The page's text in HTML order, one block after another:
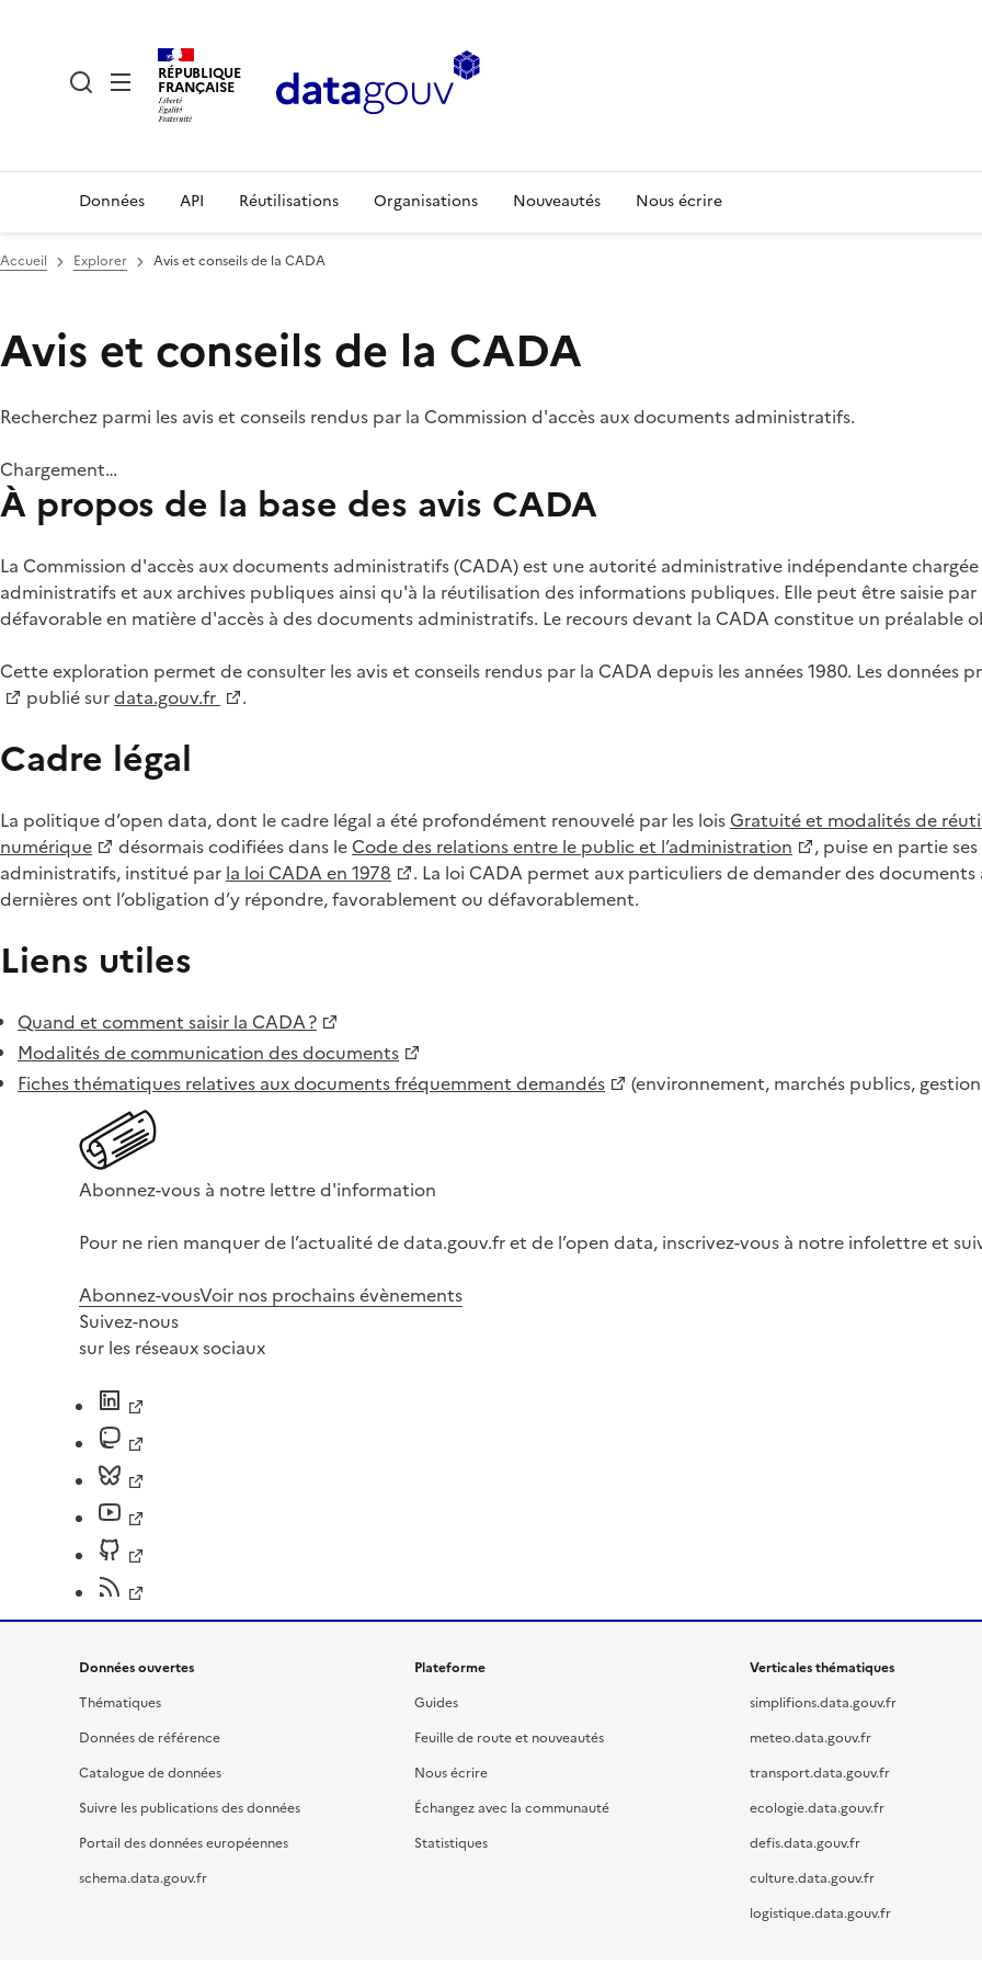
RÉPUBLIQUE
FRANÇAISE
Données API Réutilisations Organisations Nouveautés Nous écrire
Accueil Explorer Avis et conseils de la CADA
Avis et conseils de la CADA
Recherchez parmi les avis et conseils rendus par la Commission d'accès aux documents administratifs.
Chargement…
À propos de la base des avis CADA
La Commission d'accès aux documents administratifs (CADA) est une autorité administrative indépendante
administratifs et aux archives publiques ainsi qu'à la réutilisation des informations publiques. Elle peut être saisie
défavorable en matière d'accès à des documents administratifs. Le recours devant la CADA constitue un préalable
Cette exploration permet de consulter les avis et conseils rendus par la CADA depuis les années 1980. Les données
publié surdata.gouv.fr .
Cadre légal
La politique d’open data, dont le cadre légal a été profondément renouvelé par les loisGratuité et modalités de
numérique
désormais codifiées dans le Code des relations entre le public et l’administration
, puise en partie
administratifs, institué par la loi CADA en 1978
. La loi CADA permet aux particuliers de demander des
dernières ont l’obligation d’y répondre, favorablement ou défavorablement.
Liens utiles
Quand et comment saisir la CADA ?
Modalités de communication des documents
Fiches thématiques relatives aux documents fréquemment demandés
(environnement, marchés publics,
Abonnez-vous à notre lettre d'information
Pour ne rien manquer de l’actualité de data.gouv.fr et de l’open data, inscrivez-vous à notre infolettre et
Abonnez-vousVoir nos prochains évènements
Suivez-nous
sur les réseaux sociaux
Données ouvertes
Thématiques
Données de référence
Catalogue de données
Suivre les publications des données
Portail des données européennes
schema.data.gouv.fr
Plateforme
Guides
Feuille de route et nouveautés
Nous écrire
Échangez avec la communauté
Statistiques
Verticales thématiques
simplifions.data.gouv.fr
meteo.data.gouv.fr
transport.data.gouv.fr
ecologie.data.gouv.fr
defis.data.gouv.fr
culture.data.gouv.fr
logistique.data.gouv.fr